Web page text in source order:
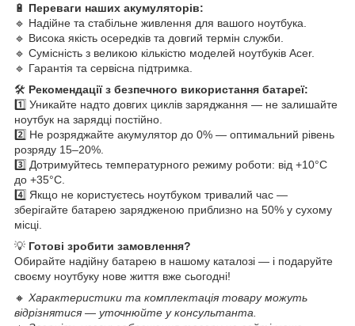
🔋 Переваги наших акумуляторів:
🔹 Надійне та стабільне живлення для вашого ноутбука.
🔹 Висока якість осередків та довгий термін служби.
🔹 Сумісність з великою кількістю моделей ноутбуків Acer.
🔹 Гарантія та сервісна підтримка.
🛠 Рекомендації з безпечного використання батареї:
1️⃣ Уникайте надто довгих циклів заряджання — не залишайте
ноутбук на зарядці постійно.
2️⃣ Не розряджайте акумулятор до 0% — оптимальний рівень
розряду 15–20%.
3️⃣ Дотримуйтесь температурного режиму роботи: від +10°C
до +35°C.
4️⃣ Якщо не користуєтесь ноутбуком тривалий час —
зберігайте батарею зарядженою приблизно на 50% у сухому
місці.
💡 Готові зробити замовлення?
Обирайте надійну батарею в нашому каталозі — і подаруйте
своєму ноутбуку нове життя вже сьогодні!
🔸 Характеристики та комплектація товару можуть
відрізнятися — уточнюйте у консультанта.